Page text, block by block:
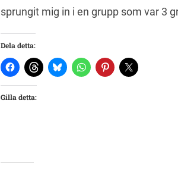
sprungit mig in i en grupp som var 3
Dela detta:
Gilla detta: